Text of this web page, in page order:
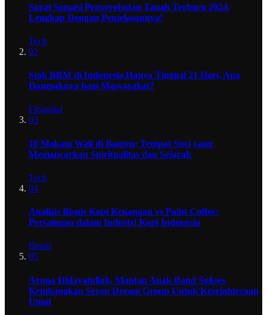
Surat Somasi Penyerobotan Tanah Terbaru 2024,
Lengkap Dengan Penjelasannya!
Tech
02
Stok BBM di Indonesia Hanya Tinggal 21 Hari, Apa
Dampaknya bagi Masyarakat?
Finansial
03
10 Makam Wali di Banten: Tempat Suci yang
Memancarkan Spiritualitas dan Sejarah
Tech
04
Analisis Bisnis Kopi Kenangan vs Point Coffee:
Persaingan dalam Industri Kopi Indonesia
Bisnis
05
Aruna Hidayatullah, Mantan Anak Band Sukses
Kembangkan Seven Dream Group Untuk Kesejahteraan
Umat